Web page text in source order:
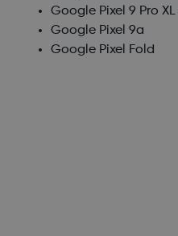
Google Pixel 9 Pro XL
Google Pixel 9a
Google Pixel Fold